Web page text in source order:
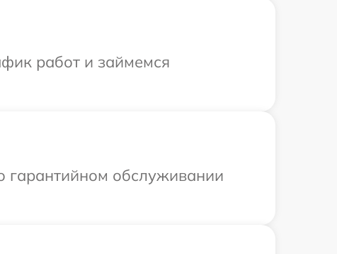
работ и займемся
гарантийном обслуживании